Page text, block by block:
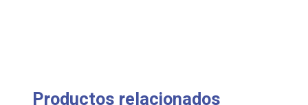
Productos relacionados